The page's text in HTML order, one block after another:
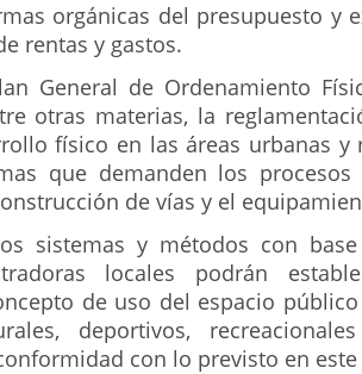
orgánicas del presupuesto y
rentas y gastos.
General de Ordenamiento
otras materias, la
físico en las áreas urbanas y
que demanden los
de vías y el
sistemas y métodos con
locales podrán
de uso del espacio
deportivos,
con lo previsto en